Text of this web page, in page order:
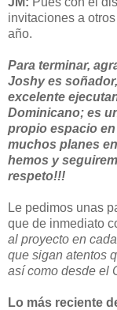
invitaciones a
año.
Para terminar,
Joshy es
excelente
Dominicano; es
propio espacio
muchos planes
hemos y
respeto!!!
Le pedimos unas
que de inmediato
al proyecto en
que sigan atentos
así como desde el
Lo más reciente